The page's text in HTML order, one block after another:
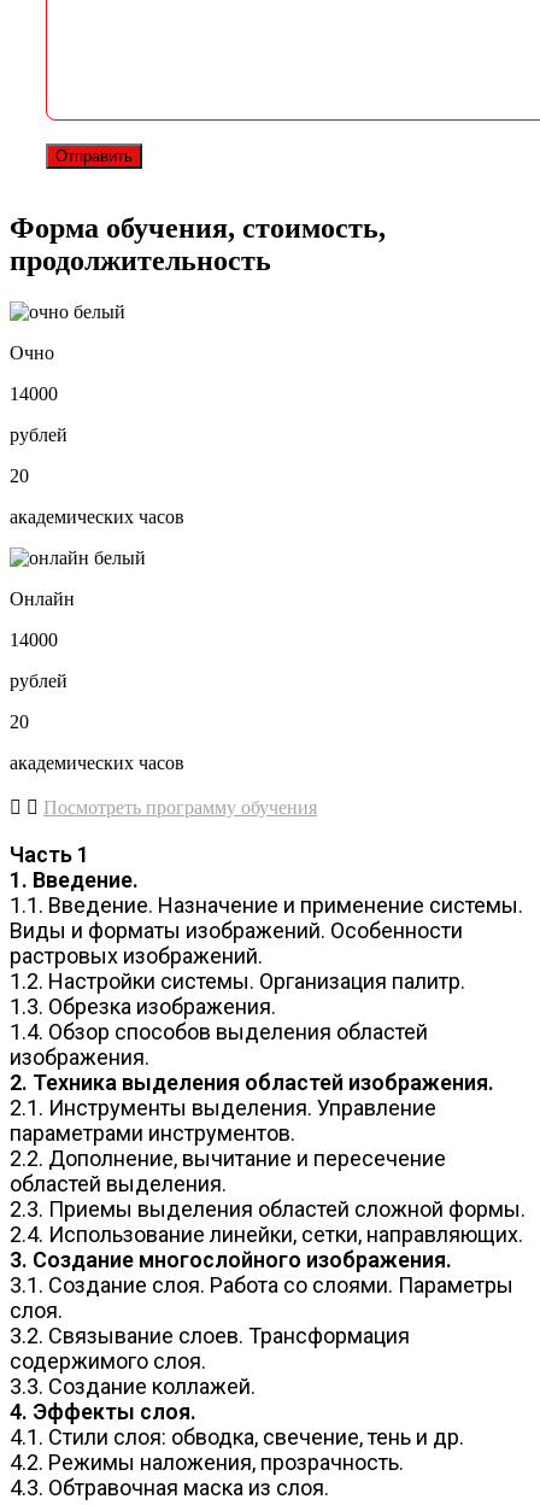
Форма обучения, стоимость,
продолжительность
Очно
14000
рублей
20
академических часов
Онлайн
14000
рублей
20
академических часов
Посмотреть программу обучения
Часть 1
1. Введение.
1.1. Введение. Назначение и применение системы.
Виды и форматы изображений. Особенности
растровых изображений.
1.2. Настройки системы. Организация палитр.
1.3. Обрезка изображения.
1.4. Обзор способов выделения областей
изображения.
2. Техника выделения областей изображения.
2.1. Инструменты выделения. Управление
параметрами инструментов.
2.2. Дополнение, вычитание и пересечение
областей выделения.
2.3. Приемы выделения областей сложной формы.
2.4. Использование линейки, сетки, направляющих.
3. Создание многослойного изображения.
3.1. Создание слоя. Работа со слоями. Параметры
слоя.
3.2. Связывание слоев. Трансформация
содержимого слоя.
3.3. Создание коллажей.
4. Эффекты слоя.
4.1. Стили слоя: обводка, свечение, тень и др.
4.2. Режимы наложения, прозрачность.
4.3. Обтравочная маска из слоя.